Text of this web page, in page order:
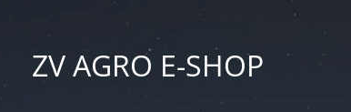
ZV AGRO E-SHOP